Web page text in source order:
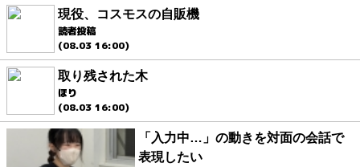
現役、コスモスの自販機
読者投稿
(08.03 16:00)
取り残された木
ほり
(08.03 16:00)
「入力中…」の動きを対面の会話で
表現したい